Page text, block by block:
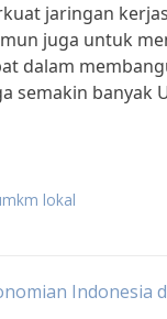
jaringan
juga untuk
dalam
semakin
lokal
Indonesia